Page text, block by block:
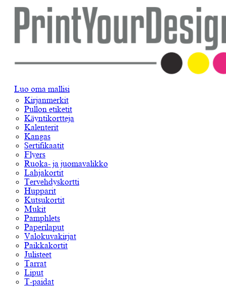
Luo oma mallisi
Kirjanmerkit
Pullon etiketit
Käyntikortteja
Kalenterit
Kangas
Sertifikaatit
Flyers
Ruoka- ja juomavalikko
Lahjakortit
Tervehdyskortti
Hupparit
Kutsukortit
Mukit
Pamphlets
Paperilaput
Valokuvakirjat
Paikkakortit
Julisteet
Tarrat
Liput
T-paidat